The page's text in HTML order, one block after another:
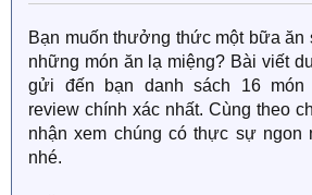
Bạn muốn thưởng thức một bữa ăn
những món ăn lạ miệng? Bài viết
gửi đến bạn danh sách 16 món
review chính xác nhất. Cùng theo
nhận xem chúng có thực sự ngon
nhé.